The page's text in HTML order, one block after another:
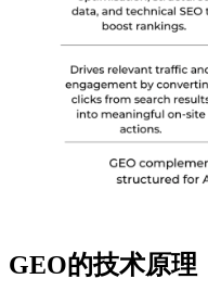
GEO的技术原理